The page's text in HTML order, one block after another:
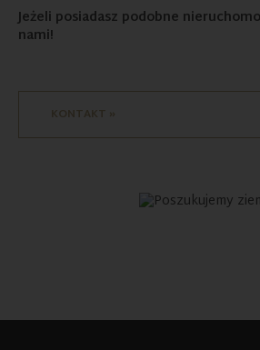
Jeżeli posiadasz podobne
nami!
KONTAKT »